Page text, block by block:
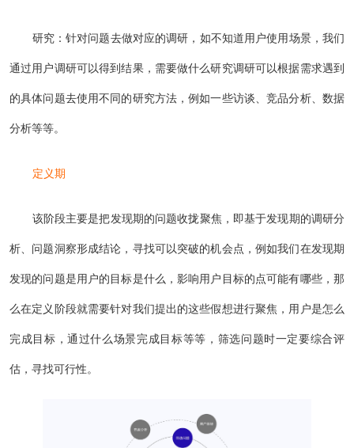
研究：针对问题去做对应的调研，如不知道用户使用场景，我们
通过用户调研可以得到结果，需要做什么研究调研可以根据需求遇到
的具体问题去使用不同的研究方法，例如一些访谈、竞品分析、数据
分析等等。
定义期
该阶段主要是把发现期的问题收拢聚焦，即基于发现期的调研分
析、问题洞察形成结论，寻找可以突破的机会点，例如我们在发现期
发现的问题是用户的目标是什么，影响用户目标的点可能有哪些，那
么在定义阶段就需要针对我们提出的这些假想进行聚焦，用户是怎么
完成目标，通过什么场景完成目标等等，筛选问题时一定要综合评
估，寻找可行性。